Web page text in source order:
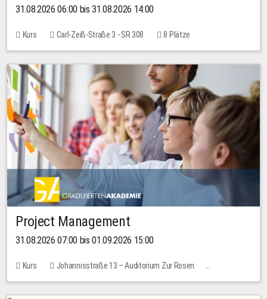
31.08.2026 06:00 bis 31.08.2026 14:00
Kurs Carl-Zeiß-Straße 3 - SR 308 8 Plätze
Project Management
31.08.2026 07:00 bis 01.09.2026 15:00
Kurs
Johannisstraße 13 – Auditorium Zur Rosen
Keine freien Plätze
30,00 EUR